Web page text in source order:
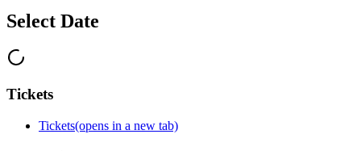
Select Date
Tickets
Tickets(opens in a new tab)